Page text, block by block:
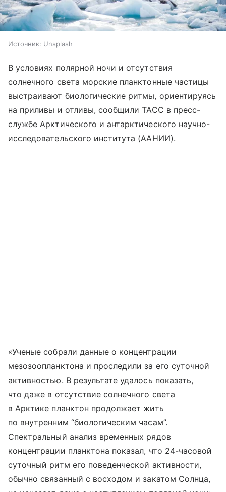
Источник: Unsplash
В условиях полярной ночи и отсутствия
солнечного света морские планктонные частицы
выстраивают биологические ритмы, ориентируясь
на приливы и отливы, сообщили ТАСС в пресс-
службе Арктического и антарктического научно-
исследовательского института (ААНИИ).
«Ученые собрали данные о концентрации
мезозоопланктона и проследили за его суточной
активностью. В результате удалось показать,
что даже в отсутствие солнечного света
в Арктике планктон продолжает жить
по внутренним “биологическим часам”.
Спектральный анализ временных рядов
концентрации планктона показал, что 24-часовой
суточный ритм его поведенческой активности,
обычно связанный с восходом и закатом Солнца,